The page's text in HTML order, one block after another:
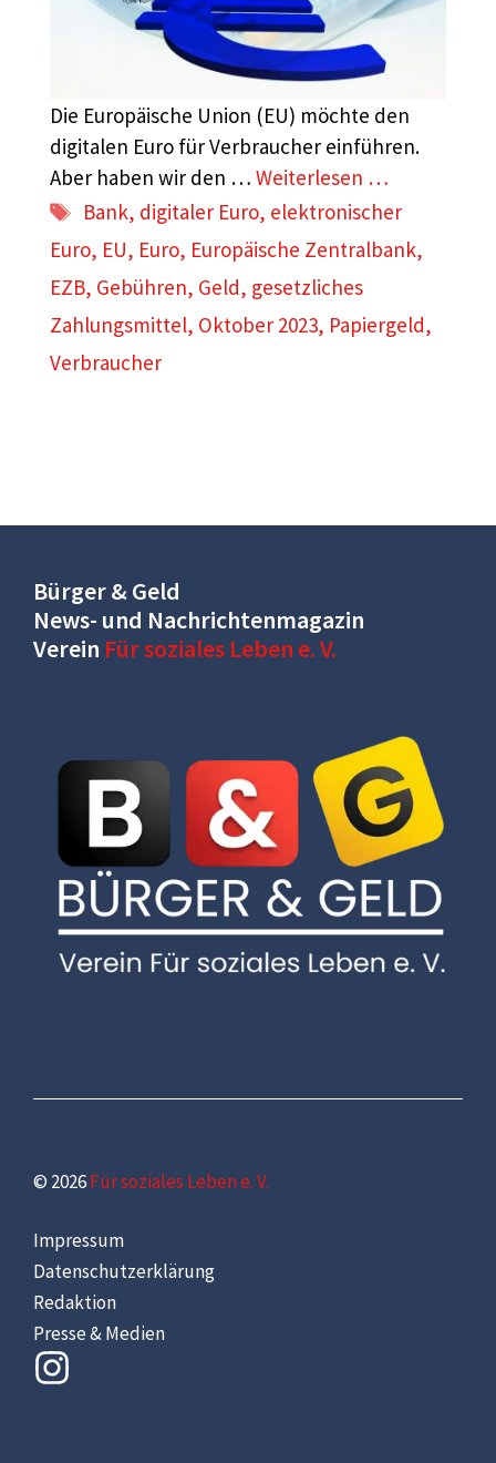
Die Europäische Union (EU) möchte den
digitalen Euro für Verbraucher einführen.
Aber haben wir den … Weiterlesen …
Schlagwörter
Bank, digitaler Euro, elektronischer
Euro, EU, Euro, Europäische Zentralbank,
EZB, Gebühren, Geld, gesetzliches
Zahlungsmittel, Oktober 2023, Papiergeld,
Verbraucher
Bürger & Geld
News- und Nachrichtenmagazin
Verein Für soziales Leben e. V.
© 2026Für soziales Leben e. V.
Impressum
Datenschutzerklärung
Redaktion
Presse & Medien